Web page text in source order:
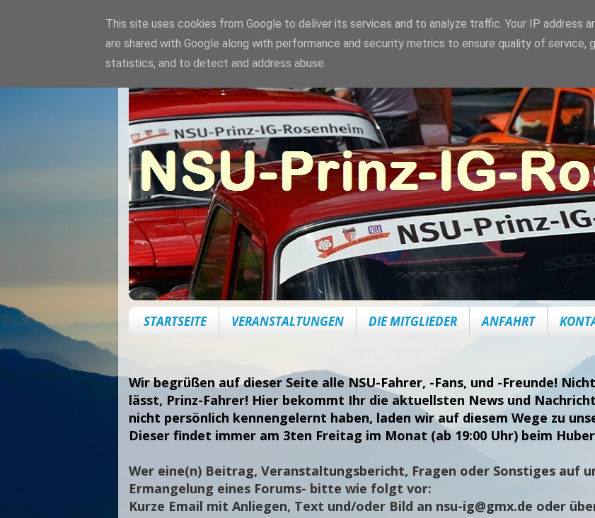
STARTSEITE VERANSTALTUNGEN DIE MITGLIEDER ANFAHRT
Wir begrüßen auf dieser Seite alle NSU-Fahrer, -Fans, und -Freunde!
lässt, Prinz-Fahrer! Hier bekommt Ihr die aktuellsten News und
nicht persönlich kennengelernt haben, laden wir auf diesem Wege zu
Dieser findet immer am 3ten Freitag im Monat (ab 19:00 Uhr) beim
Wer eine(n) Beitrag, Veranstaltungsbericht, Fragen oder Sonstiges auf
Ermangelung eines Forums- bitte wie folgt vor:
Kurze Email mit Anliegen, Text und/oder Bild an nsu-ig@gmx.de oder
This site uses cookies from Google to deliver its services and to analyze traffic. Your IP address
are shared with Google along with performance and security metrics to ensure quality of service,
statistics, and to detect and address abuse.